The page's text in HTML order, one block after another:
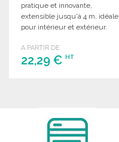
pratique et innovante,
extensible jusqu'à 4 m, idéale
pour intérieur et extérieur.
A PARTIR DE
22,29 € HT